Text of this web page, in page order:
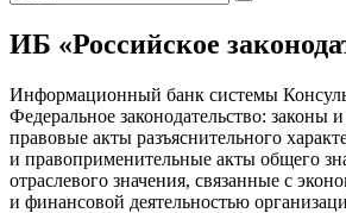
ИБ «Российское
Информационный банк системы
Федеральное законодательство: законы
правовые акты разъяснительного
и правоприменительные акты общего
отраслевого значения, связанные с
и финансовой деятельностью